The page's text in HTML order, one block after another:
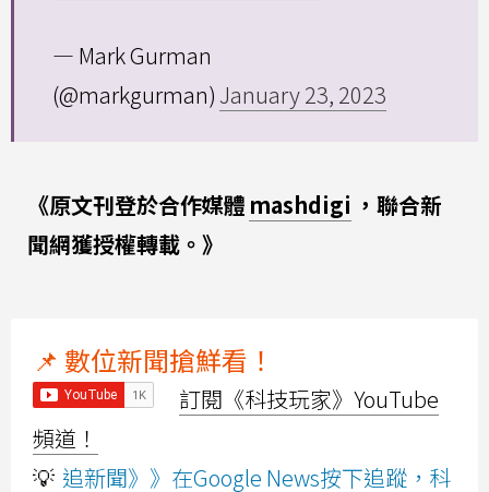
— Mark Gurman
(@markgurman) January 23, 2023
《原文刊登於合作媒體 mashdigi ，聯合新
聞網獲授權轉載。》
📌 數位新聞搶鮮看！
訂閱《科技玩家》YouTube
頻道！
💡 追新聞》》在Google News按下追蹤，科